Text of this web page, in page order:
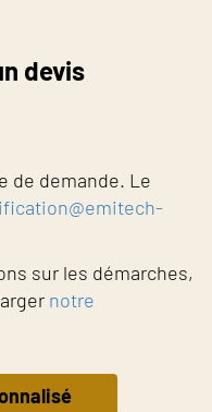
devis
de demande. Le
sur les démarches,
notre